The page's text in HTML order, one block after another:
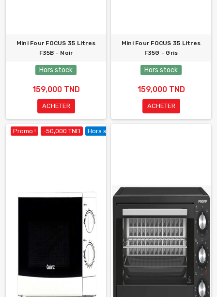
Mini Four FOCUS 35 Litres
F35B - Noir
Hors stock
159,000 TND
ACHETER
Mini Four FOCUS 35 Litres
F35G - Gris
Hors stock
159,000 TND
ACHETER
Promo ! -50,000 TND Hors stock